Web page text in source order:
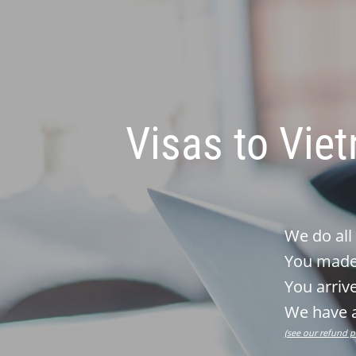
Visas to
We do
You
You
We have
(see our refund